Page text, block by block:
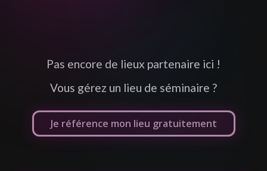
Pas encore de lieux partenaire ici !
Vous gérez un lieu de séminaire ?
Je référence mon lieu gratuitement